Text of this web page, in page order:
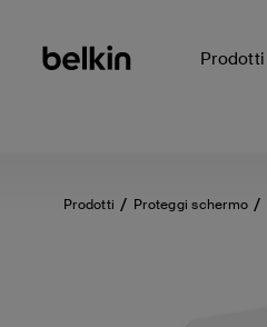
Prodotti
Prodotti Proteggi schermo